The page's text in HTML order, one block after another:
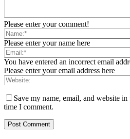
Please enter your comment!
Please enter your name here
You have entered an incorrect email
Please enter your email address here
Save my name, email, and website
time I comment.